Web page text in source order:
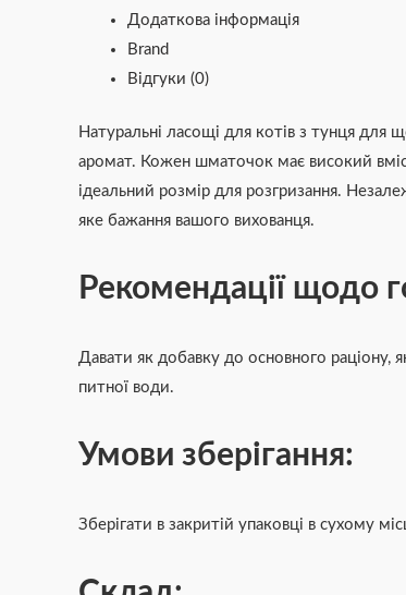
Додаткова інформація
Brand
Відгуки (0)
Натуральні ласощі для котів з тунця для
аромат. Кожен шматочок має високий
ідеальний розмір для розгризання.
яке бажання вашого вихованця.
Рекомендації щодо
Давати як добавку до основного раціону,
питної води.
Умови зберігання:
Зберігати в закритій упаковці в сухому